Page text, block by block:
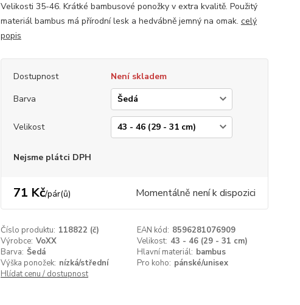
Velikosti 35-46. Krátké bambusové ponožky v extra kvalitě. Použitý
materiál bambus má přírodní lesk a hedvábně jemný na omak. celý
popis
Dostupnost
Není skladem
Barva
Velikost
Nejsme plátci DPH
71 Kč/pár(ů) Momentálně není k dispozici
Číslo produktu: 118822 (č) EAN kód: 8596281076909
Výrobce: VoXX Velikost: 43 - 46 (29 - 31 cm)
Barva: Šedá Hlavní materiál: bambus
Výška ponožek: nízká/střední Pro koho: pánské/unisex
Hlídat cenu / dostupnost